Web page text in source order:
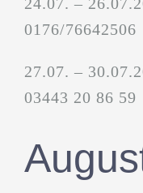
0176/76642506
27.07. –
03443 20 86 59